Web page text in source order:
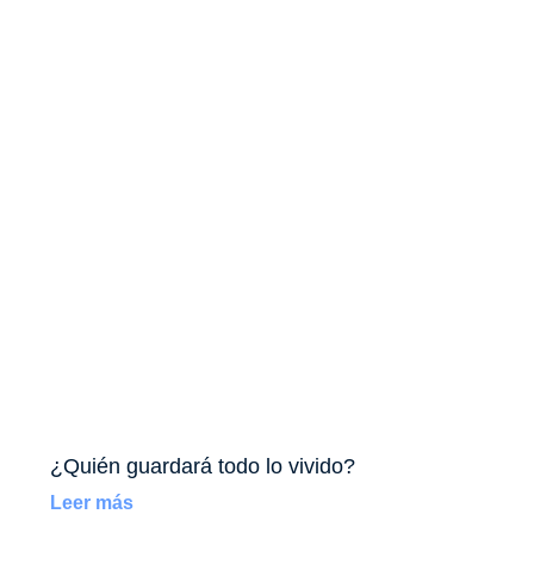
¿Quién guardará todo lo vivido?
Leer más